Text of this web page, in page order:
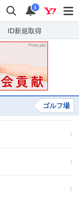
検索 通知
i
ID新規取得
ゴルフ場